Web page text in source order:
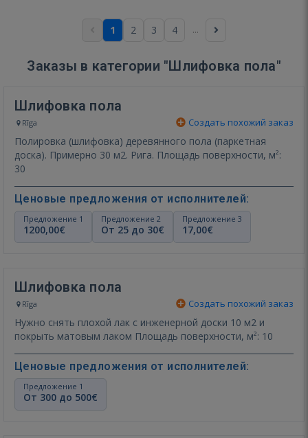
1 2 3 4 ...
Заказы в категории "Шлифовка пола"
Шлифовка пола
Rīga Создать похожий заказ
Полировка (шлифовка) деревянного пола (паркетная
доска). Примерно 30 м2. Рига. Площадь поверхности, м²:
30
Ценовые предложения от исполнителей:
Предложение 1
1200,00€
Предложение 2
От 25 до 30€
Предложение 3
17,00€
Шлифовка пола
Rīga Создать похожий заказ
Нужно снять плохой лак с инженерной доски 10 м2 и
покрыть матовым лаком Площадь поверхности, м²: 10
Ценовые предложения от исполнителей:
Предложение 1
От 300 до 500€